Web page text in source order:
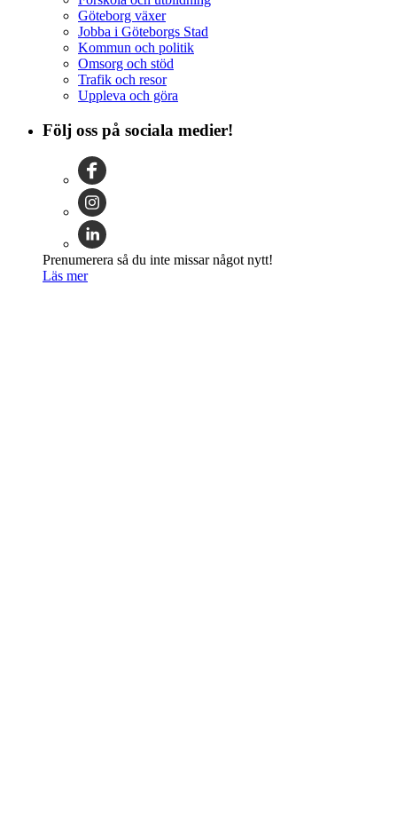
Göteborg växer
Jobba i Göteborgs Stad
Kommun och politik
Omsorg och stöd
Trafik och resor
Uppleva och göra
Följ oss på sociala medier!
Prenumerera så du inte missar något nytt!
Läs mer